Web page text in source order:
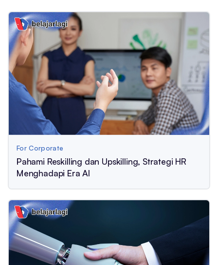
For Corporate
Pahami Reskilling dan Upskilling, Strategi HR
Menghadapi Era AI